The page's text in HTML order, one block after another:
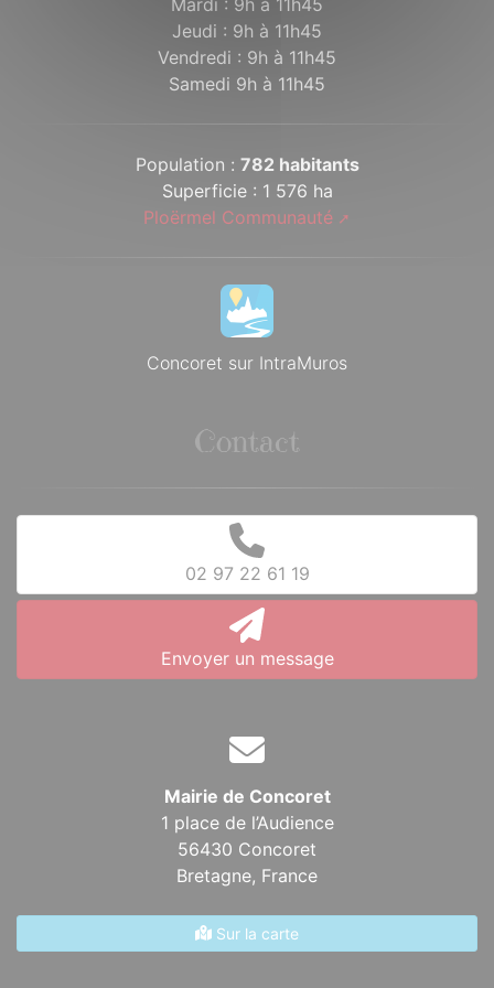
Jeudi : 9h à 11h45
Vendredi : 9h à 11h45
Samedi 9h à 11h45
Population : 782 habitants
Superficie : 1 576 ha
Ploërmel Communauté
Concoret sur IntraMuros
Contact
02 97 22 61 19
Envoyer un message
Mairie de Concoret
1 place de l’Audience
56430 Concoret
Bretagne, France
Sur la carte